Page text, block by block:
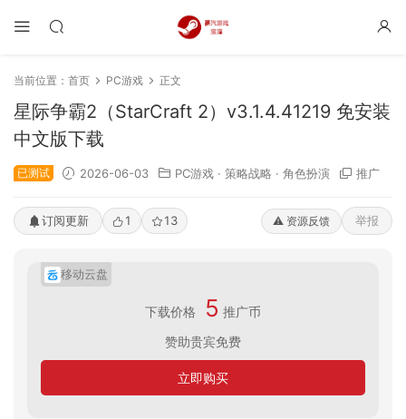
当前位置： 首页 PC游戏 正文
星际争霸2（StarCraft 2）v3.1.4.41219 免安装
中文版下载
已测试 2026-06-03 PC游戏 · 策略战略 · 角色扮演 推广
订阅更新 1 13 ⚠️ 资源反馈 举报
移动云盘
下载价格 5 推广币
赞助贵宾免费
立即购买